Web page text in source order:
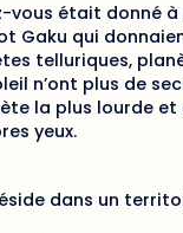
était donné à
Gaku qui
telluriques,
n’ont plus de
la plus lourde et
yeux.
dans un